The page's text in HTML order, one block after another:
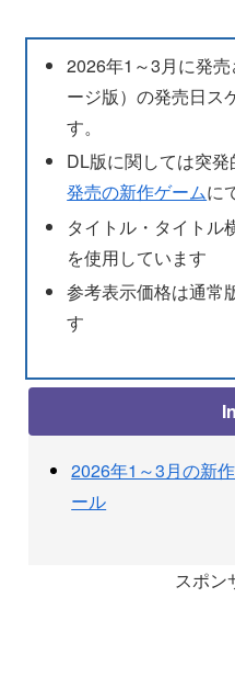
2026年1～3月に発
ージ版）の発売日ス
す。
DL版に関しては突
発売の新作ゲームに
タイトル・タイトル
を使用しています
参考表示価格は通常
す
2026年1～3月の新
ール
スポン